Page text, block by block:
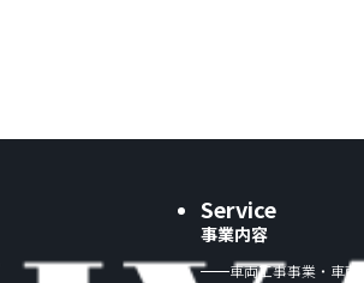
Service
事業内容
車両工事事業・車両